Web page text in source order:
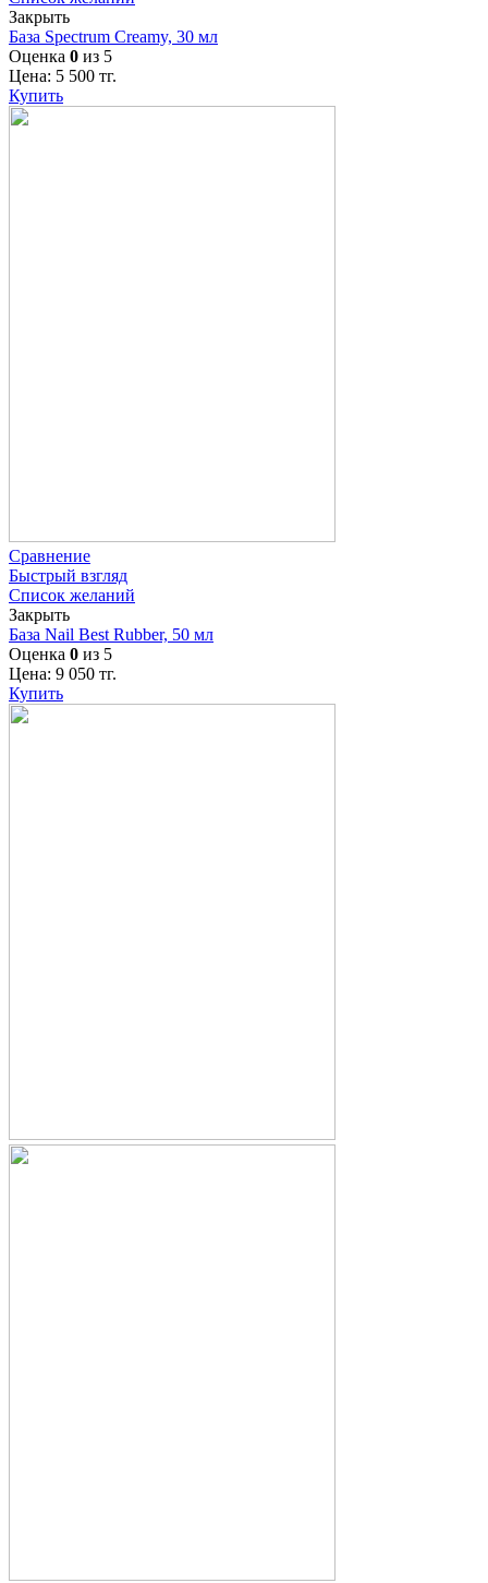
Закрыть
База Spectrum Creamy, 30 мл
Оценка 0 из 5
Цена: 5 500 тг.
Купить
Сравнение
Быстрый взгляд
Список желаний
Закрыть
База Nail Best Rubber, 50 мл
Оценка 0 из 5
Цена: 9 050 тг.
Купить